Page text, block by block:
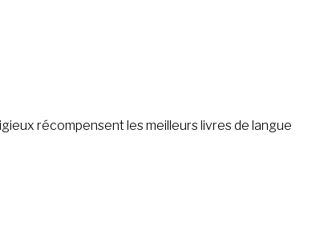
récompensent les meilleurs livres de langue